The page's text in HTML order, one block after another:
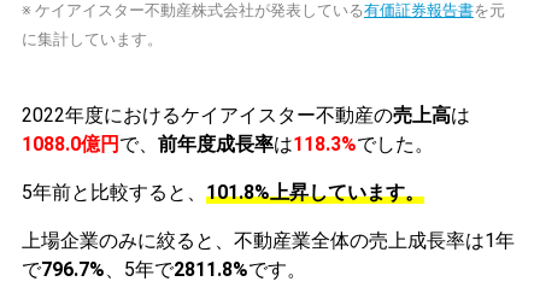
※ ケイアイスター不動産株式会社が発表している有価証券報告書を元
に集計しています。
2022年度におけるケイアイスター不動産の売上高は
1088.0億円 で、 前年度成長率は118.3%でした。
5年前と比較すると、 101.8%上昇しています。
上場企業のみに絞ると、不動産業全体の売上成長率は1年
で796.7%、5年で2811.8%です。